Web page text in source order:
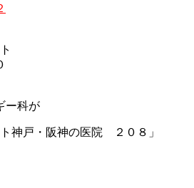
ー科が
ト神戸・阪神の医院 ２０８」